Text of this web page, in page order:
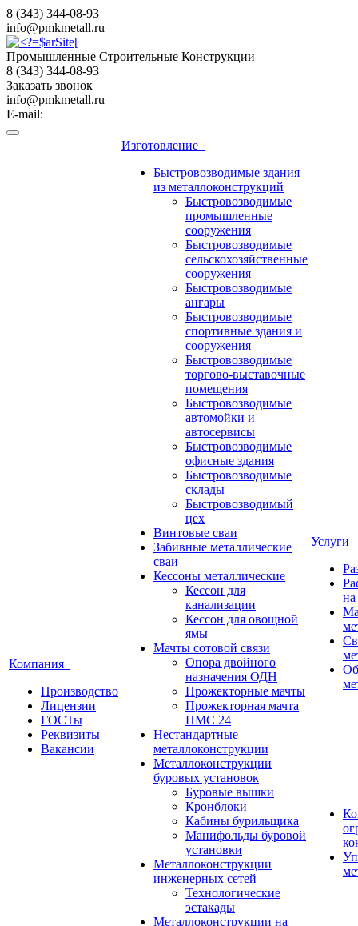
8 (343) 344-08-93
info@pmkmetall.ru
Промышленные Строительные Конструкции
8 (343) 344-08-93
Заказать звонок
info@pmkmetall.ru
E-mail:
Компания
Производство
Лицензии
ГОСТы
Реквизиты
Вакансии
Изготовление
Быстровозводимые здания
из металлоконструкций
Быстровозводимые
промышленные
сооружения
Быстровозводимые
сельскохозяйственные
сооружения
Быстровозводимые
ангары
Быстровозводимые
спортивные здания и
сооружения
Быстровозводимые
торгово-выставочные
помещения
Быстровозводимые
автомойки и
автосервисы
Быстровозводимые
офисные здания
Быстровозводимые
склады
Быстровозводимый
цех
Винтовые сваи
Забивные металлические
сваи
Кессоны металлические
Кессон для
канализации
Кессон для овощной
ямы
Мачты сотовой связи
Опора двойного
назначения ОДН
Прожекторные мачты
Прожекторная мачта
ПМС 24
Нестандартные
металлоконструкции
Металлоконструкции
буровых установок
Буровые вышки
Кронблоки
Кабины бурильщика
Манифольды буровой
установки
Металлоконструкции
инженерных сетей
Технологические
эстакады
Металлоконструкции на
Услуги